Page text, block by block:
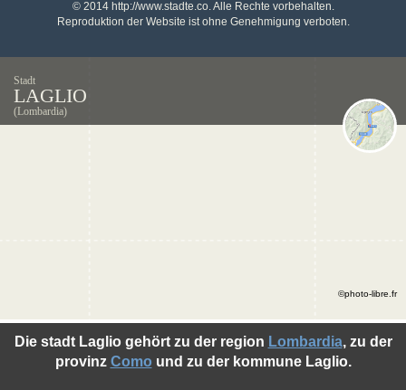
© 2014 http://www.stadte.co. Alle Rechte vorbehalten.
Reproduktion der Website ist ohne Genehmigung verboten.
Stadt
LAGLIO
(Lombardia)
Die stadt Laglio gehört zu der region Lombardia, zu der
provinz Como und zu der kommune Laglio.
©photo-libre.fr